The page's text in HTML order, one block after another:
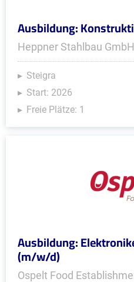
Ausbildung:
Heppner Stahlbau GmbH
Steigra
Start: 2026
Freie Plätze: 1
Ausbildung:
(m/w/d)
Ospelt Food